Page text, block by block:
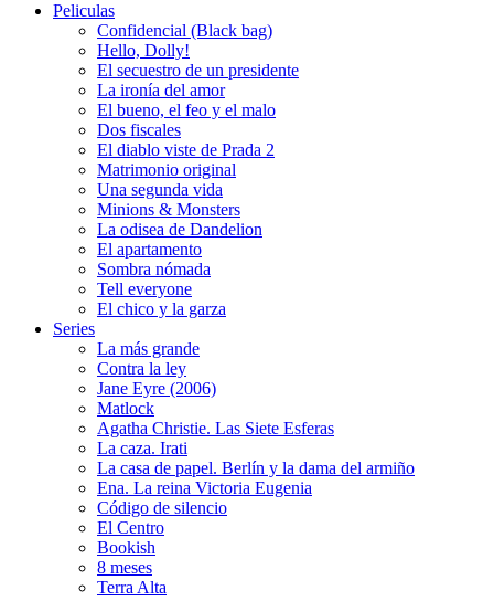
Peliculas
Confidencial (Black bag)
Hello, Dolly!
El secuestro de un presidente
La ironía del amor
El bueno, el feo y el malo
Dos fiscales
El diablo viste de Prada 2
Matrimonio original
Una segunda vida
Minions & Monsters
La odisea de Dandelion
El apartamento
Sombra nómada
Tell everyone
El chico y la garza
Series
La más grande
Contra la ley
Jane Eyre (2006)
Matlock
Agatha Christie. Las Siete Esferas
La caza. Irati
La casa de papel. Berlín y la dama del armiño
Ena. La reina Victoria Eugenia
Código de silencio
El Centro
Bookish
8 meses
Terra Alta